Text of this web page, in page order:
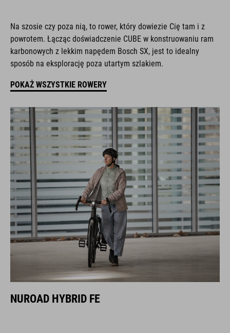
Na szosie czy poza nią, to rower, który dowiezie Cię tam i z
powrotem. Łącząc doświadczenie CUBE w konstruowaniu ram
karbonowych z lekkim napędem Bosch SX, jest to idealny
sposób na eksplorację poza utartym szlakiem.
POKAŻ WSZYSTKIE ROWERY
NUROAD HYBRID FE